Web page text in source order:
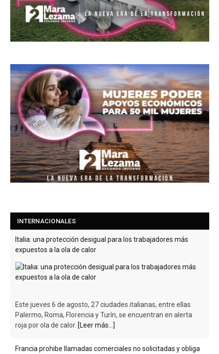
INTERNACIONALES
Italia: una protección desigual para los trabajadores más
expuestos a la ola de calor
Este jueves 6 de agosto, 27 ciudades italianas, entre ellas
Palermo, Roma, Florencia y Turín, se encuentran en alerta
roja por ola de calor. [Leer más...]
Francia prohibe llamadas comerciales no solicitadas y obliga